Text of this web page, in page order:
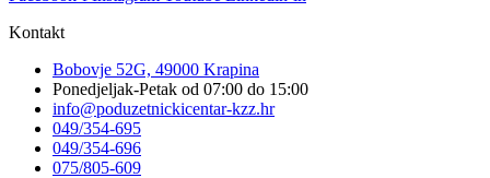
Kontakt
Bobovje 52G, 49000 Krapina
Ponedjeljak-Petak od 07:00 do 15:00
info@poduzetnickicentar-kzz.hr
049/354-695
049/354-696
075/805-609